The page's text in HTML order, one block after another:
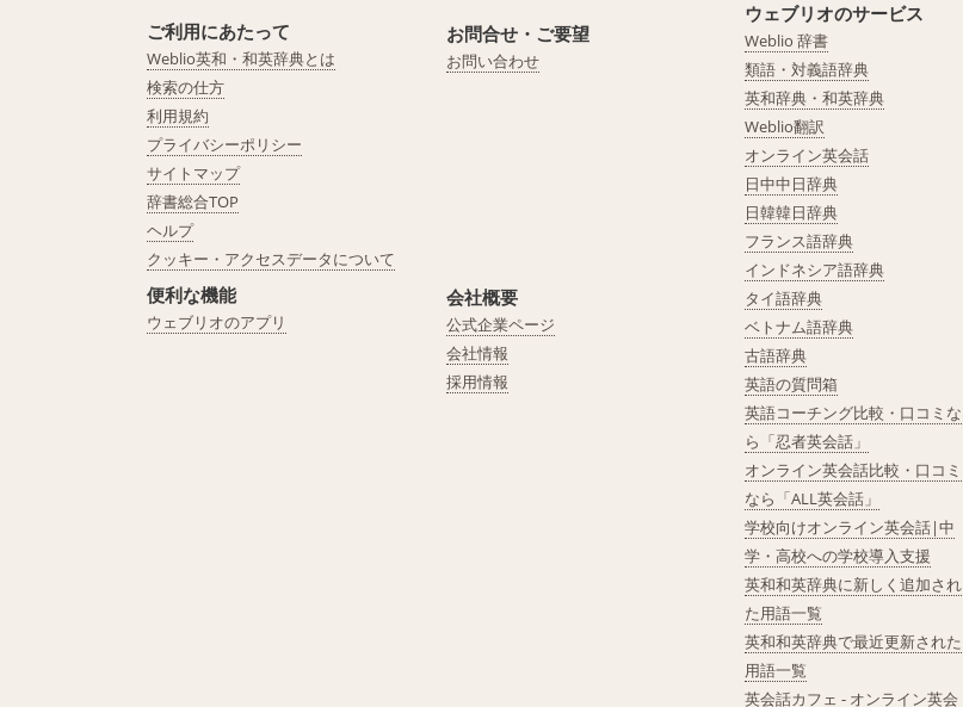
ご利用にあたって
Weblio英和・和英辞典とは
検索の仕方
利用規約
プライバシーポリシー
サイトマップ
辞書総合TOP
ヘルプ
クッキー・アクセスデータについて
便利な機能
ウェブリオのアプリ
お問合せ・ご要望
お問い合わせ
会社概要
公式企業ページ
会社情報
採用情報
ウェブリオのサービス
Weblio 辞書
類語・対義語辞典
英和辞典・和英辞典
Weblio翻訳
オンライン英会話
日中中日辞典
日韓韓日辞典
フランス語辞典
インドネシア語辞典
タイ語辞典
ベトナム語辞典
古語辞典
英語の質問箱
英語コーチング比較・口コミな
ら「忍者英会話」
オンライン英会話比較・口コミ
なら「ALL英会話」
学校向けオンライン英会話|中
学・高校への学校導入支援
英和和英辞典に新しく追加され
た用語一覧
英和和英辞典で最近更新された
用語一覧
英会話カフェ - オンライン英会